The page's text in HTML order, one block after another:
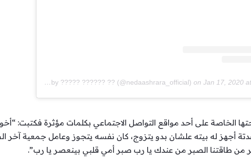
A post shared by ????? ?????? ?? (@nedaashrara_official) on Jan 17, 2020
الخاصة على أحد مواقع التواصل الاجتماعي بكلمات مؤثرة فكتبت:
له بيته علشان بدو يتزوج، كان نفسه يتجوز وعامل جمعية آخر
من طاقتنا الصبر من عندك يا رب صبر أمي قلبي بينعصر يا رب”.